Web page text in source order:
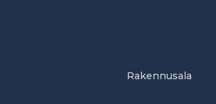
Rakennusala